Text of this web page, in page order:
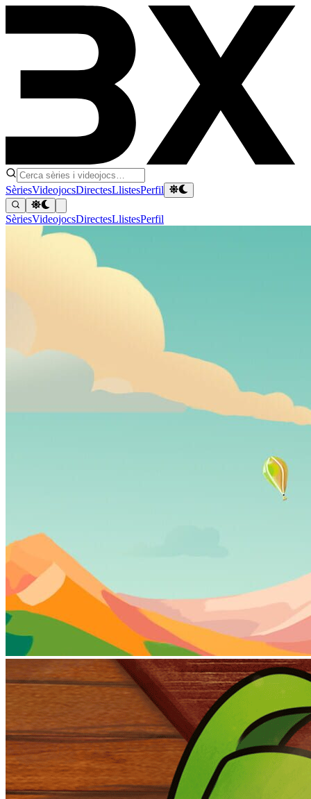
SèriesVideojocsDirectesLlistesPerfil
SèriesVideojocsDirectesLlistesPerfil